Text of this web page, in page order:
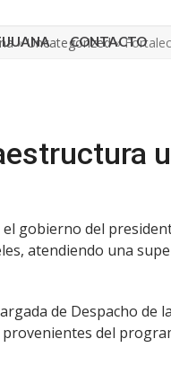
CONTACTO
»Uncategorized»
gobierno del
atendiendo una
de Despacho de
del